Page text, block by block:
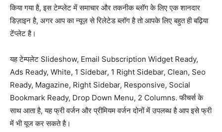
किया गया है, इस टेम्प्लेट में समाचार और तकनीक ब्लॉग के लिए एक शानदार
डिज़ाइन है, अगर आप का न्यूज़ से रिलेटेड ब्लॉग है तो आपके लिए बहुत ही बढ़िया
टेंप्लेट है।
यह टेम्पलेट Slideshow, Email Subscription Widget Ready,
Ads Ready, White, 1 Sidebar, 1 Right Sidebar, Clean, Seo
Ready, Magazine, Right Sidebar, Responsive, Social
Bookmark Ready, Drop Down Menu, 2 Columns. फीचर्स के
साथ आता है, यह फ्री वर्जन और प्रीमियम वर्जन दोनों में उपलब्ध है आप इसे फ्री
में भी यूज कर सकते है।